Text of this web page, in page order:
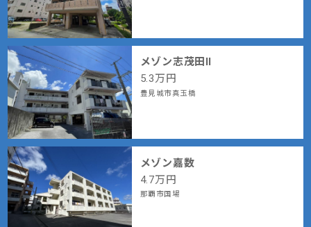
メゾン志茂田Ⅱ
5.3万円
豊見城市真玉橋
メゾン嘉数
4.7万円
那覇市国場